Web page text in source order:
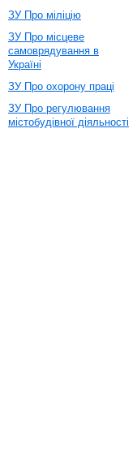
ЗУ Про міліцію
ЗУ Про місцеве
самоврядування в
Україні
ЗУ Про охорону праці
ЗУ Про регулювання
містобудівної діяльності